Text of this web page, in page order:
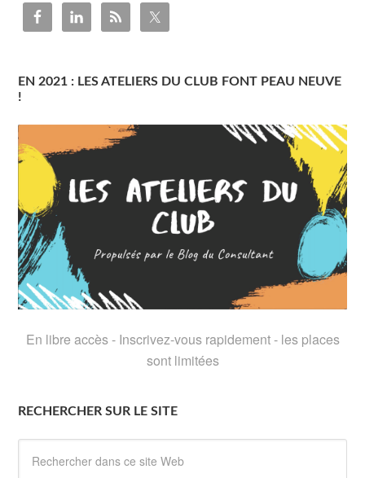
EN 2021 : LES ATELIERS DU CLUB FONT PEAU NEUVE
!
En libre accès - Inscrivez-vous rapidement - les places
sont limitées
RECHERCHER SUR LE SITE